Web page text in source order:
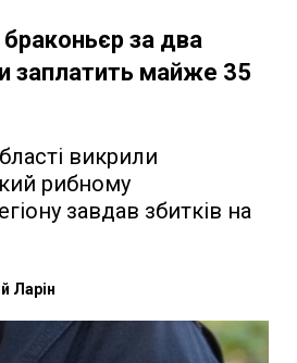
за два
заплатить майже 35
викрили
рибному
завдав збитків на
Ларін